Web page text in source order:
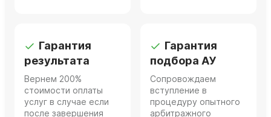
Гарантия
результата
Вернем 200%
стоимости оплаты
услуг в случае если
после завершения
Гарантия
подбора АУ
Сопровождаем
вступление в
процедуру опытного
арбитражного